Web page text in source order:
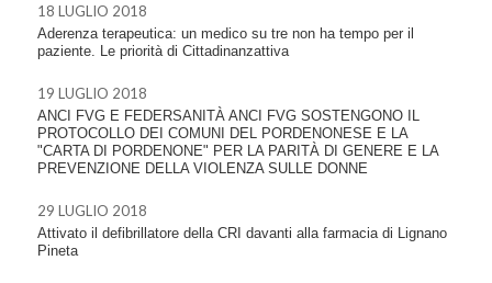
18 LUGLIO 2018
Aderenza terapeutica: un medico su tre non ha tempo per il
paziente. Le priorità di Cittadinanzattiva
19 LUGLIO 2018
ANCI FVG E FEDERSANITÀ ANCI FVG SOSTENGONO IL
PROTOCOLLO DEI COMUNI DEL PORDENONESE E LA
"CARTA DI PORDENONE" PER LA PARITÀ DI GENERE E LA
PREVENZIONE DELLA VIOLENZA SULLE DONNE
29 LUGLIO 2018
Attivato il defibrillatore della CRI davanti alla farmacia di Lignano
Pineta